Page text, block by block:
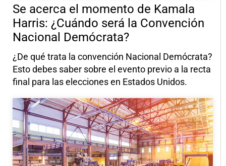
Se acerca el momento de Kamala
Harris: ¿Cuándo será la Convención
Nacional Demócrata?
¿De qué trata la convención Nacional Demócrata?
Esto debes saber sobre el evento previo a la recta
final para las elecciones en Estados Unidos.